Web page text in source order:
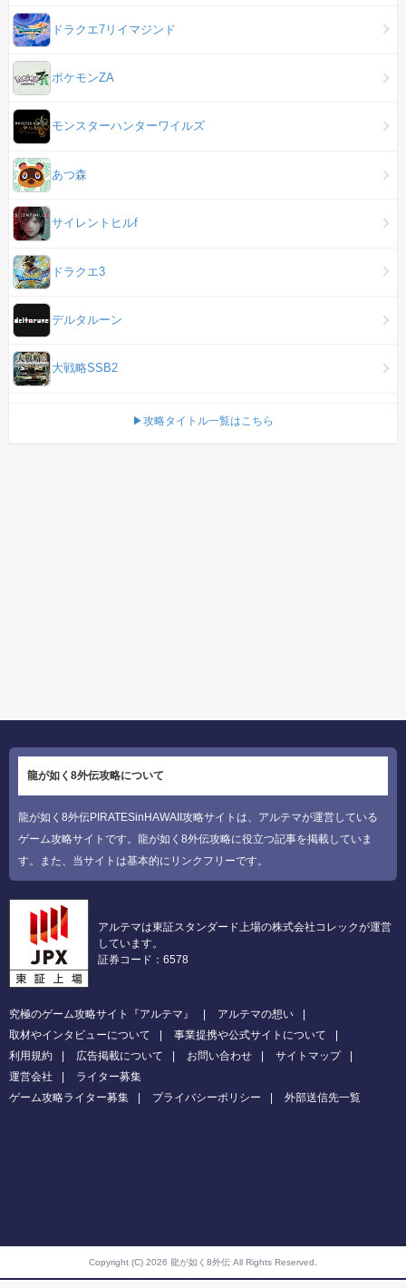
ドラクエ7リイマジンド
ポケモンZA
モンスターハンターワイルズ
あつ森
サイレントヒルf
ドラクエ3
デルタルーン
大戦略SSB2
▶攻略タイトル一覧はこちら
龍が如く8外伝攻略について
龍が如く8外伝PIRATESinHAWAII攻略サイトは、アルテマが運営している
ゲーム攻略サイトです。龍が如く8外伝攻略に役立つ記事を掲載していま
す。また、当サイトは基本的にリンクフリーです。
アルテマは東証スタンダード上場の株式会社コレックが運営
しています。
証券コード：6578
究極のゲーム攻略サイト『アルテマ』
アルテマの想い
取材やインタビューについて
事業提携や公式サイトについて
利用規約
広告掲載について お問い合わせ
サイトマップ
運営会社
ライター募集
ゲーム攻略ライター募集
プライバシーポリシー 外部送信先一覧
Copyright (C) 2026 龍が如く8外伝 All Rights Reserved.